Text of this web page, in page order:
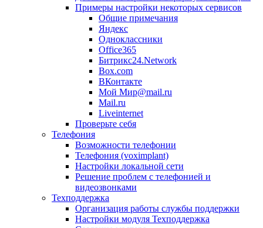
Примеры настройки некоторых сервисов
Общие примечания
Яндекс
Одноклассники
Office365
Битрикс24.Network
Box.com
ВКонтакте
Мой Мир@mail.ru
Mail.ru
Liveinternet
Проверьте себя
Телефония
Возможности телефонии
Телефония (voximplant)
Настройки локальной сети
Решение проблем с телефонией и
видеозвонками
Техподдержка
Организация работы службы поддержки
Настройки модуля Техподдержка